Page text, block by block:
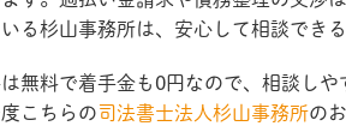
る杉山事務所は、安心して相談でき
無料で着手金も0円なので、相談し
こちらの司法書士法人杉山事務所の